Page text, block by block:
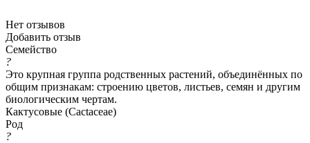
Нет отзывов
Добавить отзыв
Семейство
?
Это крупная группа родственных растений, объединённых по
общим признакам: строению цветов, листьев, семян и другим
биологическим чертам.
Кактусовые (Cactaceae)
Род
?